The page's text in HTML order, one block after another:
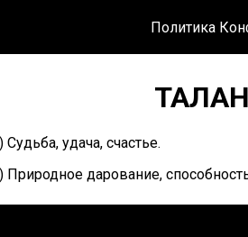
Политика
ТАЛАН
Судьба, удача, счастье.
Природное дарование,